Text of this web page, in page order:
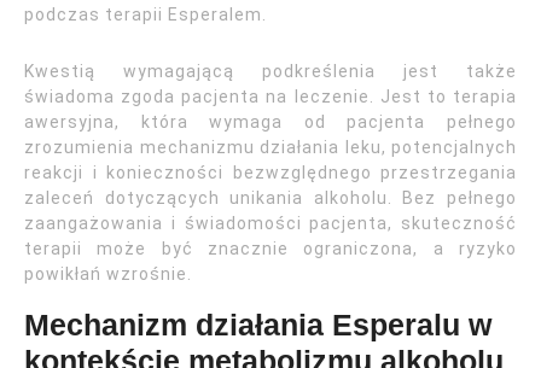
podczas terapii Esperalem.
Kwestią wymagającą podkreślenia jest także
świadoma zgoda pacjenta na leczenie. Jest to terapia
awersyjna, która wymaga od pacjenta pełnego
zrozumienia mechanizmu działania leku, potencjalnych
reakcji i konieczności bezwzględnego przestrzegania
zaleceń dotyczących unikania alkoholu. Bez pełnego
zaangażowania i świadomości pacjenta, skuteczność
terapii może być znacznie ograniczona, a ryzyko
powikłań wzrośnie.
Mechanizm działania Esperalu w
kontekście metabolizmu alkoholu